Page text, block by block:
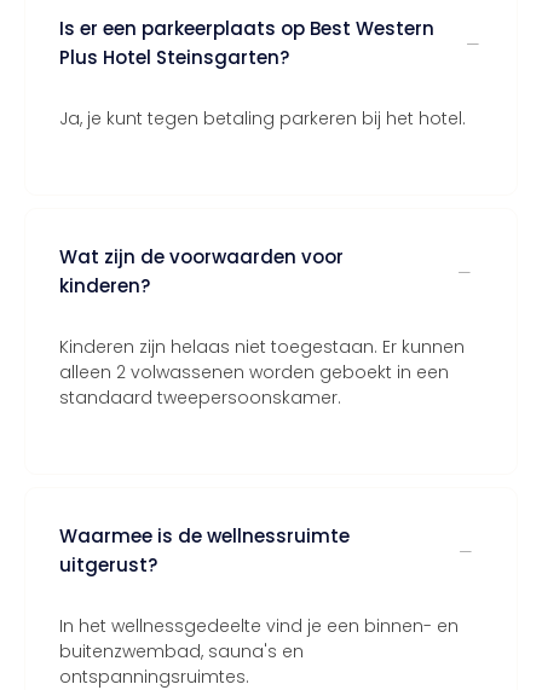
Is er een parkeerplaats op Best Western
Plus Hotel Steinsgarten?
Ja, je kunt tegen betaling parkeren bij het hotel.
Wat zijn de voorwaarden voor
kinderen?
Kinderen zijn helaas niet toegestaan. Er kunnen
alleen 2 volwassenen worden geboekt in een
standaard tweepersoonskamer.
Waarmee is de wellnessruimte
uitgerust?
In het wellnessgedeelte vind je een binnen- en
buitenzwembad, sauna's en
ontspanningsruimtes.